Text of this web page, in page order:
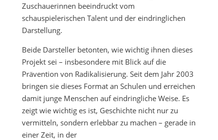
Zuschauerinnen beeindruckt vom
schauspielerischen Talent und der eindringlichen
Darstellung.
Beide Darsteller betonten, wie wichtig ihnen dieses
Projekt sei – insbesondere mit Blick auf die
Prävention von Radikalisierung. Seit dem Jahr 2003
bringen sie dieses Format an Schulen und erreichen
damit junge Menschen auf eindringliche Weise. Es
zeigt wie wichtig es ist, Geschichte nicht nur zu
vermitteln, sondern erlebbar zu machen – gerade in
einer Zeit, in der